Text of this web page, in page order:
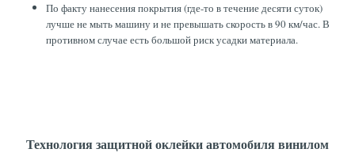
По факту нанесения покрытия (где-то в течение десяти суток)
лучше не мыть машину и не превышать скорость в 90 км/час. В
противном случае есть большой риск усадки материала.
Технология защитной оклейки автомобиля винилом